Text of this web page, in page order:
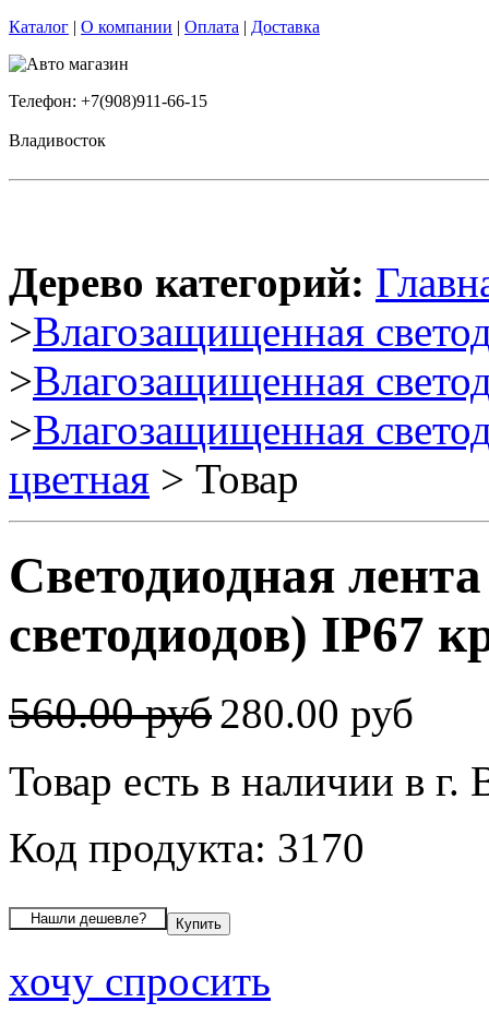
Каталог | О компании | Оплата | Доставка
Телефон: +7(908)911-66-15
Владивосток
Дерево категорий:
>Влагозащищенная
>Влагозащищенная
>Влагозащищенная
цветная > Товар
Светодиодная
светодиодов) IP67
560.00 руб280.00 руб
Товар есть в наличии в г.
Код продукта: 3170
хочу спросить